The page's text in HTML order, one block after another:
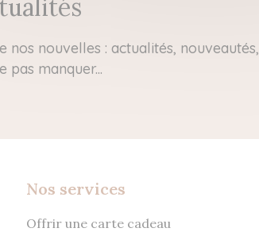
nos nouvelles : actualités, nouveautés,
pas manquer...
Nos services
Offrir une carte cadeau